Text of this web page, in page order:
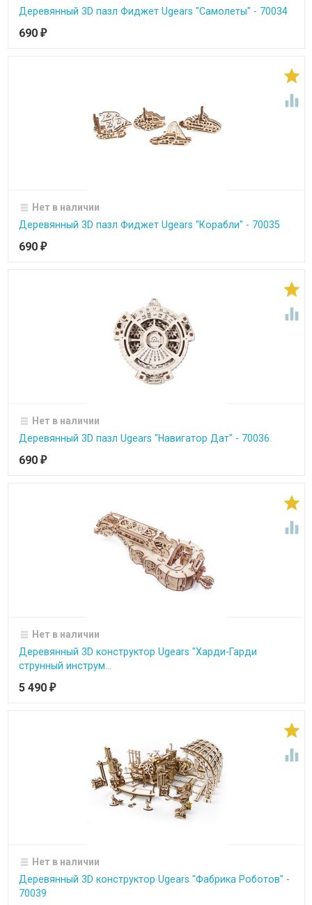
Деревянный 3D пазл Фиджет Ugears "Самолеты" - 70034
690 ₽


Нет в наличии
Деревянный 3D пазл Фиджет Ugears "Корабли" - 70035
690 ₽


Нет в наличии
Деревянный 3D пазл Ugears "Навигатор Дат" - 70036
690 ₽


Нет в наличии
Деревянный 3D конструктор Ugears "Харди-Гарди
струнный инструм...
5 490 ₽


Нет в наличии
Деревянный 3D конструктор Ugears "Фабрика Роботов" -
70039